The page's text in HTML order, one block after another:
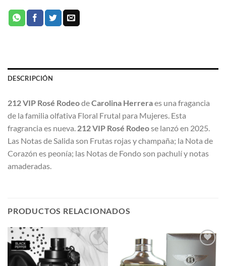
DESCRIPCIÓN
212 VIP Rosé RodeodeCarolina Herreraes una fragancia
de la familia olfativa Floral Frutal para Mujeres. Esta
fragrancia es nueva. 212 VIP Rosé Rodeose lanzó en 2025.
Las Notas de Salida son Frutas rojas y champaña; la Nota de
Corazón es peonía; las Notas de Fondo son pachulí y notas
amaderadas.
PRODUCTOS RELACIONADOS
AÑADIR
A LA
AÑADIR
A LA